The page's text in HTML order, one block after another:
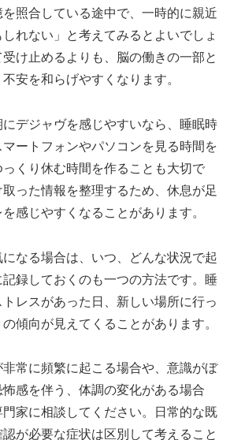
照合している途中で、一時的に親近
れない」と考えてみるとよいでしょ
け止めるよりも、脳の働きの一部と
安を和らげやすくなります。
デジャヴを感じやすいなら、睡眠時
ートフォンやパソコンを見る時間を
くり休む時間を作ることも大切で
った情報を整理するため、休息が足
感じやすくなることがあります。
なる場合は、いつ、どんな状況で起
録しておくのも一つの方法です。睡
レスがあった日、新しい場所に行っ
傾向が見えてくることがあります。
常に頻繁に起こる場合や、意識がぼ
感を伴う、体調の変化がある場合
家に相談してください。日常的な既
が必要な症状は区別して考えること